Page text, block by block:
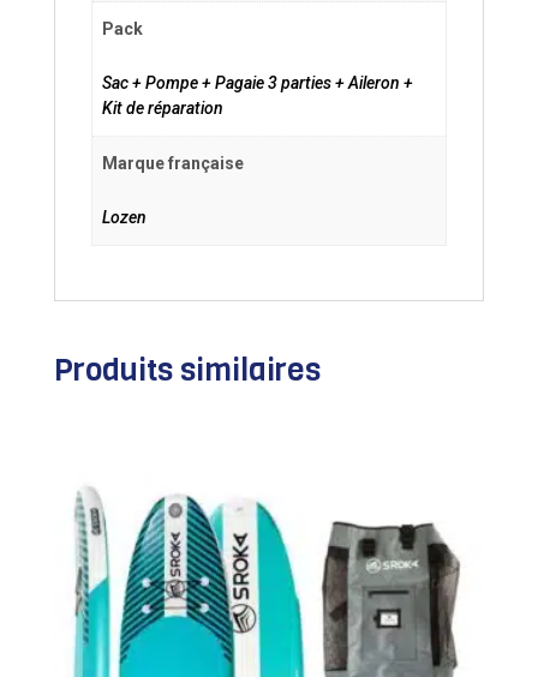
Pack
Sac + Pompe + Pagaie 3 parties + Aileron +
Kit de réparation
Marque française
Lozen
Produits similaires